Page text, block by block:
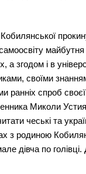
самоосвіту
а згодом і в
своїми
ранніх спроб
Миколи
чеські та
з родиною
дівча по